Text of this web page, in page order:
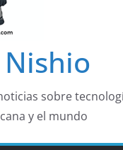
sobre
y el mundo